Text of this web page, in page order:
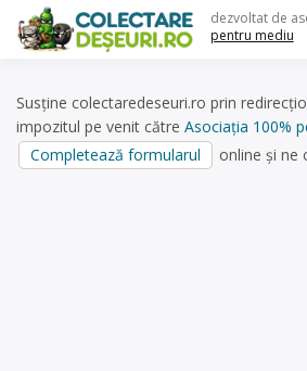
content
dezvoltat de
pentru mediu
Susține colectaredeseuri.ro prin
impozitul pe venit către Asociația 100%
Completează formularul
online și ne